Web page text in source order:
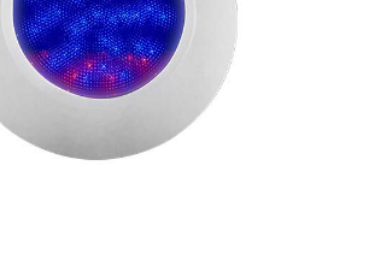
国家
我同意 Emaux Water
Technology 使用我提交的数据的